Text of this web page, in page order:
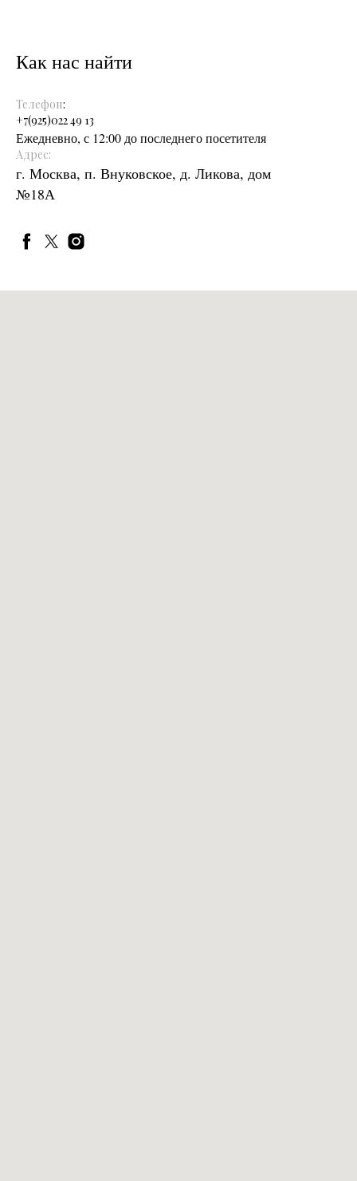
Как нас найти
Телефон:
+7(925)022 49 13
Ежедневно, с 12:00 до последнего посетителя
Адрес:
г. Москва, п. Внуковское, д. Ликова, дом
№18А